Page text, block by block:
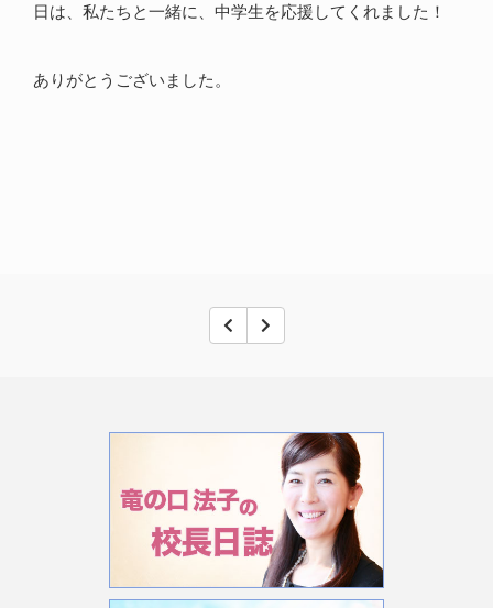
日は、私たちと一緒に、中学生を応援してくれました！
ありがとうございました。